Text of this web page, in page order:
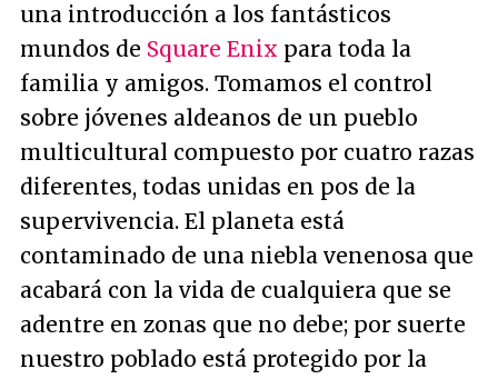
una introducción a los fantásticos
mundos de Square Enix para toda la
familia y amigos. Tomamos el control
sobre jóvenes aldeanos de un pueblo
multicultural compuesto por cuatro razas
diferentes, todas unidas en pos de la
supervivencia. El planeta está
contaminado de una niebla venenosa que
acabará con la vida de cualquiera que se
adentre en zonas que no debe; por suerte
nuestro poblado está protegido por la